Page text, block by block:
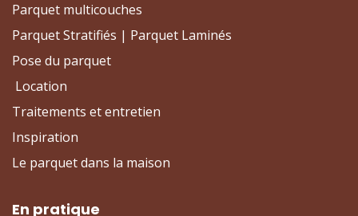
Parquet multicouches
Parquet Stratifiés | Parquet Laminés
Pose du parquet
Location
Traitements et entretien
Inspiration
Le parquet dans la maison
En pratique